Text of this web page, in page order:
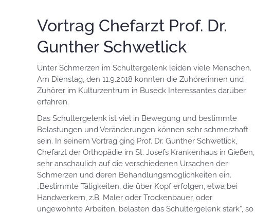
Vortrag Chefarzt Prof. Dr.
Gunther Schwetlick
Unter Schmerzen im Schultergelenk leiden viele Menschen.
Am Dienstag, den 11.9.2018 konnten die Zuhörerinnen und
Zuhörer im Kulturzentrum in Buseck Interessantes darüber
erfahren.
Das Schultergelenk ist viel in Bewegung und bestimmte
Belastungen und Veränderungen können sehr schmerzhaft
sein. In seinem Vortrag ging Prof. Dr. Gunther Schwetlick,
Chefarzt der Orthopädie im St. Josefs Krankenhaus in Gießen,
sehr anschaulich auf die verschiedenen Ursachen der
Schmerzen und deren Behandlungsmöglichkeiten ein.
„Bestimmte Tätigkeiten, die über Kopf erfolgen, etwa bei
Handwerkern, z.B. Maler oder Trockenbauer, oder
ungewohnte Arbeiten, belasten das Schultergelenk stark“, so